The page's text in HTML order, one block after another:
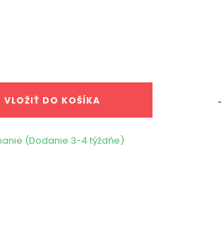
VLOŽIŤ DO KOŠÍKA
(Dodanie 3-4 týždňe)